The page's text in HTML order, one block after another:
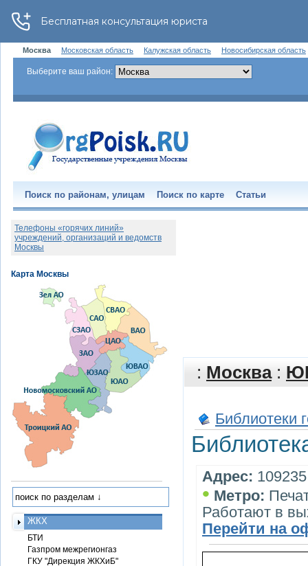
Москва Московская область Калужская область Новосибирская область
Выберите ваш район:
Поиск по районам, улицам Поиск по карте Статьи
: Москва:
Библиотеки
Адрес:
• Метро:
Работают в
Перейти на
Телефоны «горячих линий»
учреждений, организаций и ведомств
Москвы
ЖКХ
БТИ
Газпром межрегионгаз
ГКУ "Дирекция ЖКХиБ"